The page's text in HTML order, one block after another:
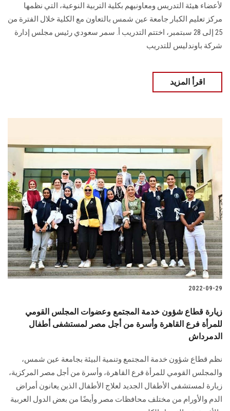
لأعضاء هيئة التدريس ومعاونيهم بكلية التربية النوعية، التي نظمها
مركز تعليم الكبار جامعة عين شمس بالتعاون مع الكلية خلال الفترة من
25 إلى 28 سبتمبر، اختتم التدريب أ. سمر سعودي رئيس مجلس إدارة
شركة باوندليس للتدريب
اقرأ المزيد
2022-09-29
زيارة قطاع شؤون خدمة المجتمع وعضوات المجلس القومي
للمرأة فرع القاهرة وأسرة من أجل مصر لمستشفى أطفال
الدمرداش
نظم قطاع شؤون خدمة المجتمع وتنمية البيئة بجامعة عين شمس،
والمجلس القومي للمرأة فرع القاهرة، وأسرة من أجل مصر المركزية،
زيارة لمستشفى الأطفال الجديد لعلاج الأطفال الذين يعانون أمراض
الدم والأورام من مختلف محافظات مصر وأيضًا من بعض الدول العربية